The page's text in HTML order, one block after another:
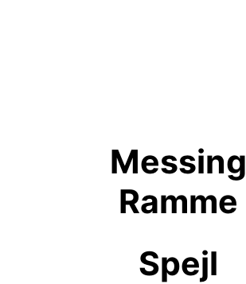
Messing
Ramme
Spejl